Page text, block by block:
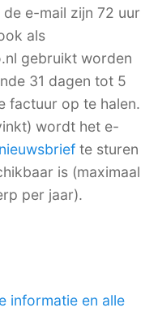
e-mail zijn 72 uur
als
gebruikt worden
31 dagen tot 5
factuur op te halen.
wordt het e-
nieuwsbrief te sturen
is (maximaal
per jaar).
informatie en alle